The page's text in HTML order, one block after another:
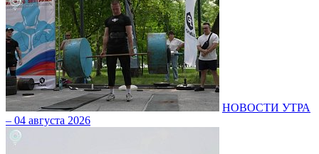
НОВОСТИ УТРА
– 04 августа 2026